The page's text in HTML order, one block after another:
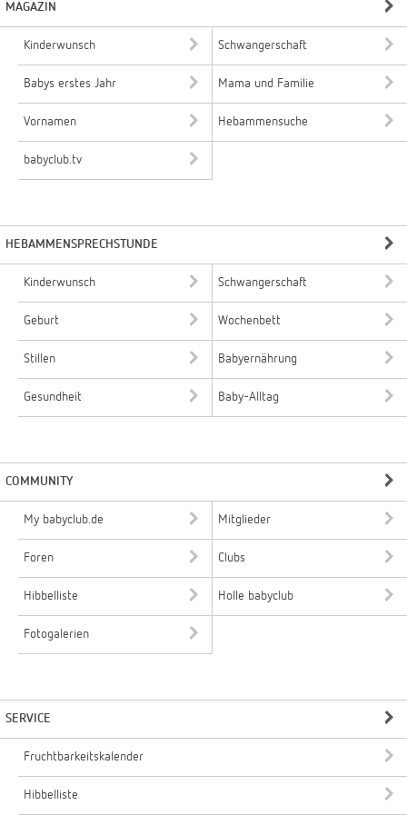
MAGAZIN
Kinderwunsch Schwangerschaft
Babys erstes Jahr Mama und Familie
Vornamen Hebammensuche
babyclub.tv
HEBAMMENSPRECHSTUNDE
Kinderwunsch Schwangerschaft
Geburt Wochenbett
Stillen Babyernährung
Gesundheit Baby-Alltag
COMMUNITY
My babyclub.de Mitglieder
Foren Clubs
Hibbelliste Holle babyclub
Fotogalerien
SERVICE
Fruchtbarkeitskalender
Hibbelliste